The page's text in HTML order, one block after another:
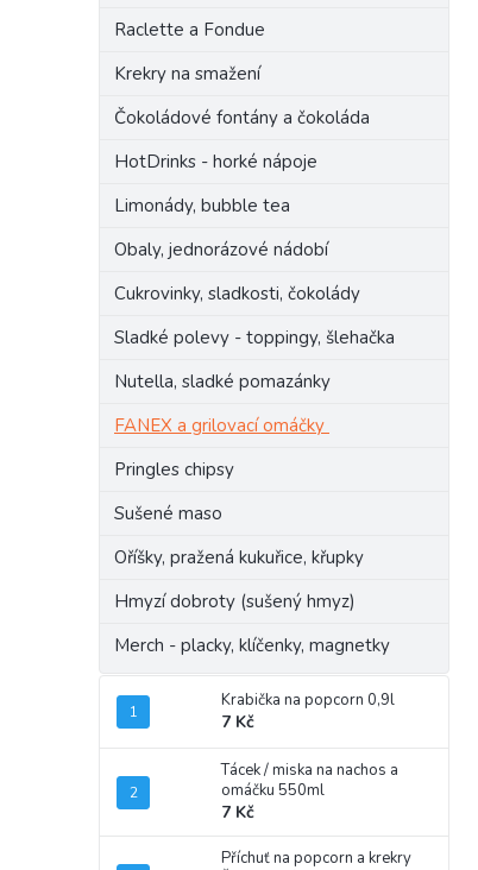
Raclette a Fondue
Krekry na smažení
Čokoládové fontány a čokoláda
HotDrinks - horké nápoje
Limonády, bubble tea
Obaly, jednorázové nádobí
Cukrovinky, sladkosti, čokolády
Sladké polevy - toppingy, šlehačka
Nutella, sladké pomazánky
FANEX a grilovací omáčky
Pringles chipsy
Sušené maso
Oříšky, pražená kukuřice, křupky
Hmyzí dobroty (sušený hmyz)
Merch - placky, klíčenky, magnetky
Krabička na popcorn 0,9l
7 Kč
Tácek / miska na nachos a
omáčku 550ml
7 Kč
Příchuť na popcorn a krekry